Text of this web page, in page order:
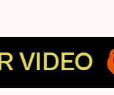
VIDEO